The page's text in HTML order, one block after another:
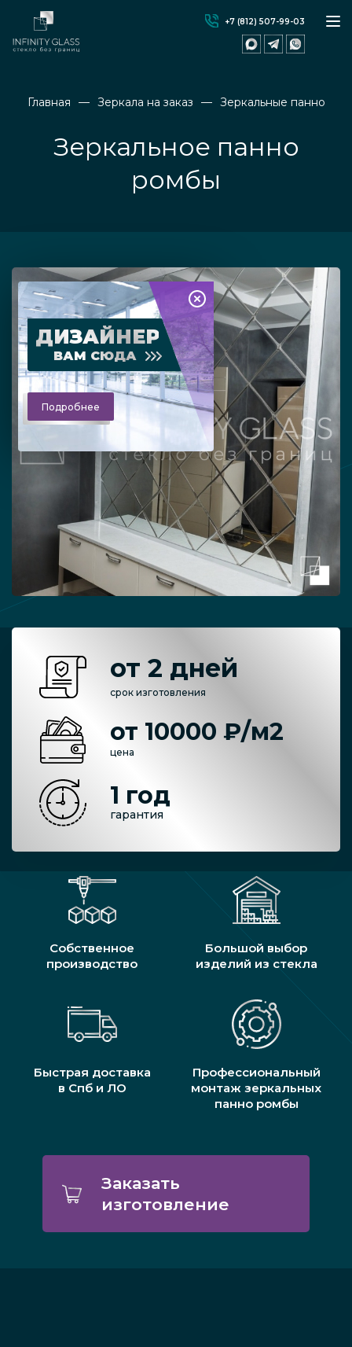
+7 (812) 507-99-03
Главная Зеркала на заказ Зеркальные панно
Зеркальное панно
ромбы
ДИЗАЙНЕР
ВАМ СЮДА
Подробнее
от 2 дней
срок изготовления
от 10000 ₽/м2
цена
1 год
гарантия
Собственное
производство
Большой выбор
изделий из стекла
Быстрая доставка
в Спб и ЛО
Профессиональный
монтаж зеркальных
панно ромбы
Заказать
изготовление